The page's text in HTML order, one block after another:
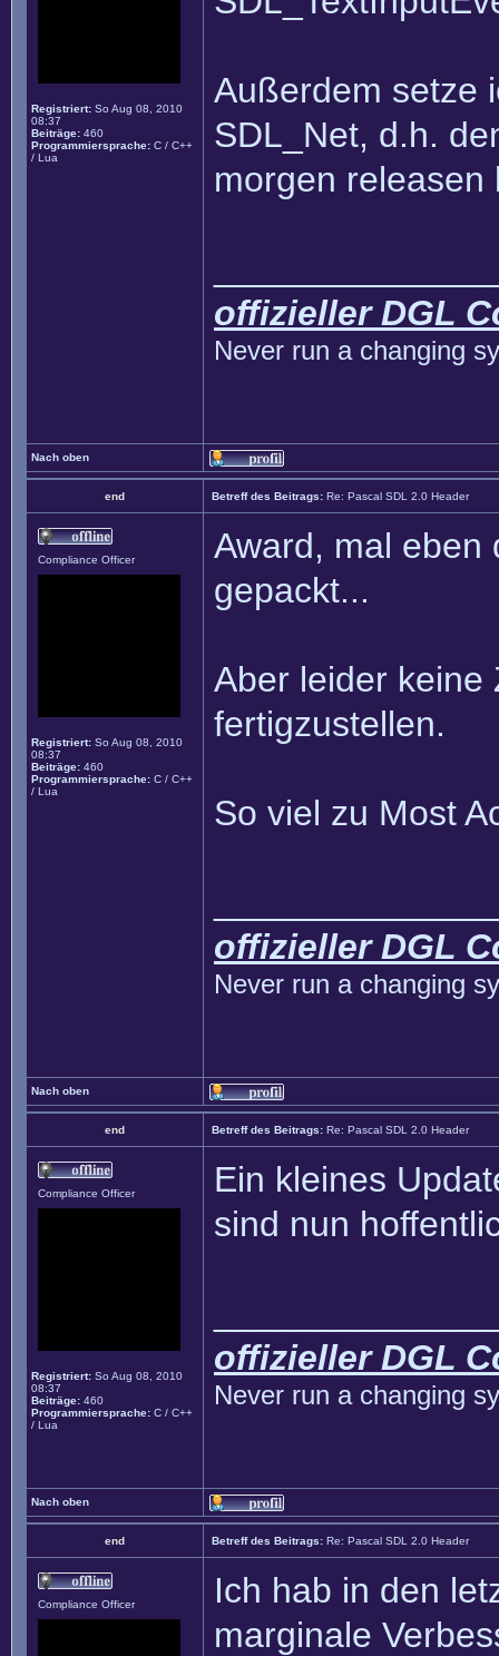
Registriert: So Aug 08, 2010
08:37
Beiträge: 460
Programmiersprache: C / C++
/ Lua
Außerdem setze
SDL_Net, d.h.
morgen releasen
offizieller DGL
Never run a changing
Nach oben
end Betreff des Beitrags: Re: Pascal SDL 2.0 Header
Compliance Officer
Registriert: So Aug 08, 2010
08:37
Beiträge: 460
Programmiersprache: C / C++
/ Lua
Award, mal eben
gepackt...
Aber leider keine
fertigzustellen.
So viel zu Most
offizieller DGL
Never run a changing
Nach oben
end Betreff des Beitrags: Re: Pascal SDL 2.0 Header
Compliance Officer
Registriert: So Aug 08, 2010
08:37
Beiträge: 460
Programmiersprache: C / C++
/ Lua
Ein kleines
sind nun
offizieller DGL
Never run a changing
Nach oben
end Betreff des Beitrags: Re: Pascal SDL 2.0 Header
Compliance Officer
Ich hab in den
marginale